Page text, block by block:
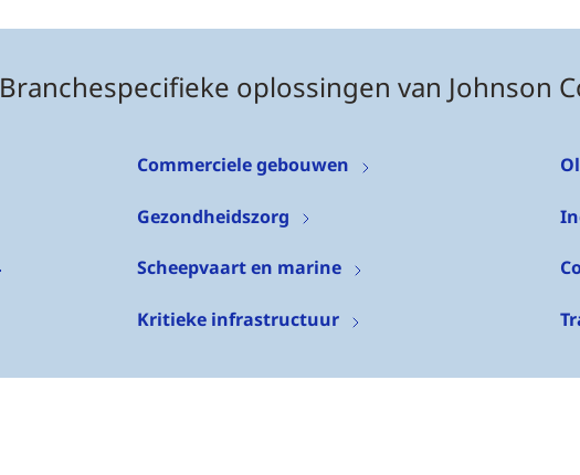
Branchespecifieke oplossingen van Johnson
Commerciele gebouwen
Gezondheidszorg
Scheepvaart en marine
Kritieke infrastructuur